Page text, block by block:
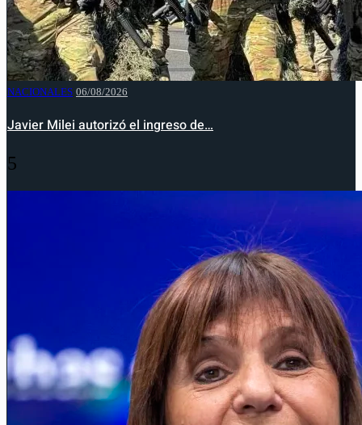
NACIONALES 06/08/2026
Javier Milei autorizó el ingreso de…
5